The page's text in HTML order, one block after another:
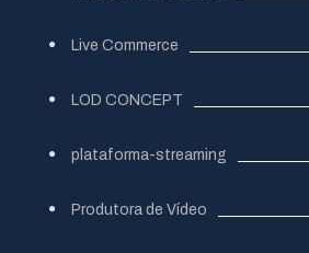
Live Commerce
LOD CONCEPT
plataforma-streaming
Produtora de Vídeo